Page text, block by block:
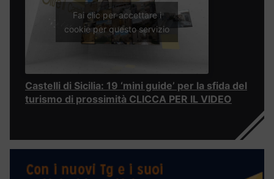
Fai clic per accettare i
cookie per questo servizio
Castelli di Sicilia: 19 ‘mini guide’ per la sfida del
turismo di prossimità CLICCA PER IL VIDEO